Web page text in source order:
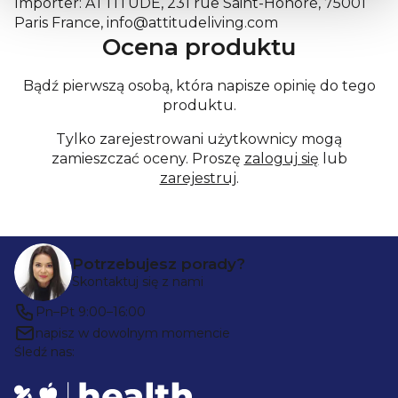
Importer: ATTITUDE, 231 rue Saint-Honoré, 75001
Paris France, info@attitudeliving.com
Ocena produktu
Bądź pierwszą osobą, która napisze opinię do tego
produktu.
Tylko zarejestrowani użytkownicy mogą
zamieszczać oceny. Proszę zaloguj się lub
zarejestruj.
Potrzebujesz porady?
Skontaktuj się z nami
Pn–Pt 9:00–16:00
napisz w dowolnym momencie
Śledź nas: